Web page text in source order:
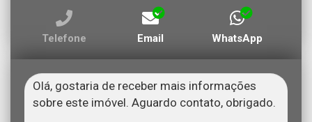
Telefone Email WhatsApp